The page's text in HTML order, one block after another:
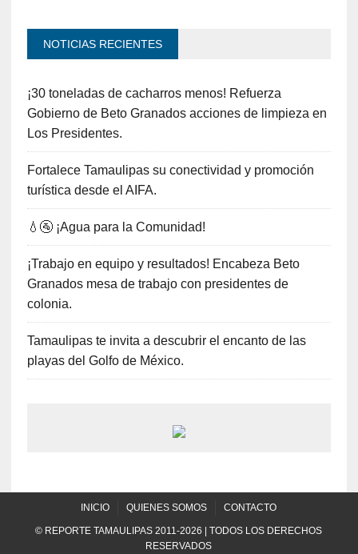
NOTICIAS RECIENTES
¡30 toneladas de cacharros menos! Refuerza
Gobierno de Beto Granados acciones de limpieza en
Los Presidentes.
Fortalece Tamaulipas su conectividad y promoción
turística desde el AIFA.
💧🚰 ¡Agua para la Comunidad!
¡Trabajo en equipo y resultados! Encabeza Beto
Granados mesa de trabajo con presidentes de
colonia.
Tamaulipas te invita a descubrir el encanto de las
playas del Golfo de México.
INICIO QUIENES SOMOS CONTACTO
© REPORTE TAMAULIPAS 2011-2026 | TODOS LOS DERECHOS
RESERVADOS